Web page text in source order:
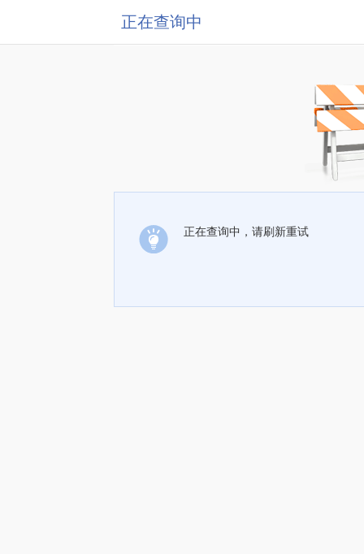
正在查询中
正在查询中，请刷新重试